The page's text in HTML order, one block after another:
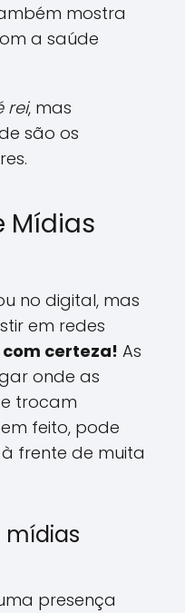
mostra
a saúde
rei, mas
são os
Mídias
no digital, mas
em redes
com certeza! As
onde as
trocam
feito, pode
frente de muita
mídias
presença